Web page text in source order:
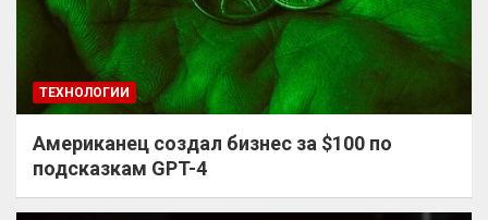
ТЕХНОЛОГИИ
Американец создал бизнес за $100 по
подсказкам GPT-4